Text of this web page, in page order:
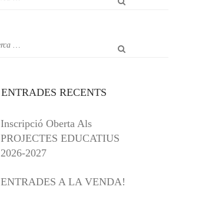
ENTRADES RECENTS
Inscripció Oberta Als
PROJECTES EDUCATIUS
2026-2027
ENTRADES A LA VENDA!